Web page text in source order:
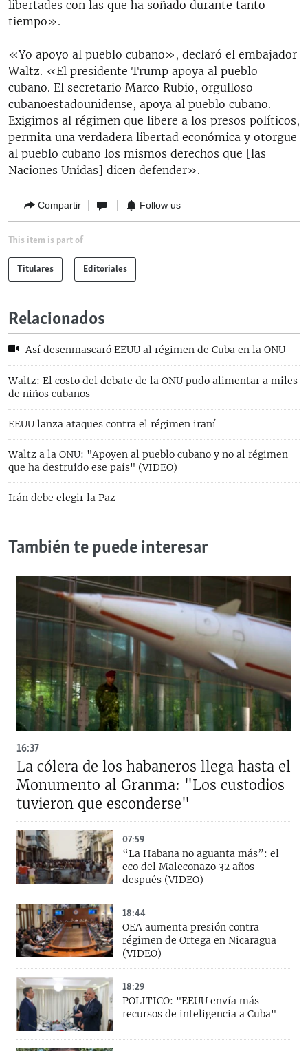
libertades con las que ha soñado durante tanto
tiempo».
«Yo apoyo al pueblo cubano», declaró el embajador
Waltz. «El presidente Trump apoya al pueblo
cubano. El secretario Marco Rubio, orgulloso
cubanoestadounidense, apoya al pueblo cubano.
Exigimos al régimen que libere a los presos políticos,
permita una verdadera libertad económica y otorgue
al pueblo cubano los mismos derechos que [las
Naciones Unidas] dicen defender».
Compartir Follow us
This item is part of
Titulares Editoriales
Relacionados
Así desenmascaró EEUU al régimen de Cuba en la ONU
Waltz: El costo del debate de la ONU pudo alimentar a miles
de niños cubanos
EEUU lanza ataques contra el régimen iraní
Waltz a la ONU: "Apoyen al pueblo cubano y no al régimen
que ha destruido ese país" (VIDEO)
Irán debe elegir la Paz
También te puede interesar
16:37
La cólera de los habaneros llega hasta el
Monumento al Granma: "Los custodios
tuvieron que esconderse"
07:59
“La Habana no aguanta más”: el
eco del Maleconazo 32 años
después (VIDEO)
18:44
OEA aumenta presión contra
régimen de Ortega en Nicaragua
(VIDEO)
18:29
POLITICO: "EEUU envía más
recursos de inteligencia a Cuba"